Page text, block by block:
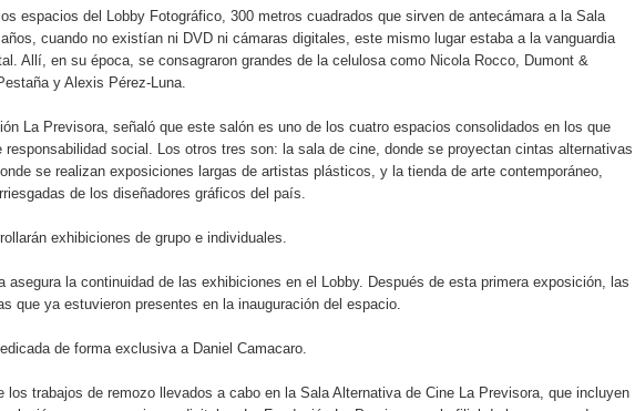
espacios del Lobby Fotográfico, 300 metros cuadrados que sirven de antecámara a la Sala
cuando no existían ni DVD ni cámaras digitales, este mismo lugar estaba a la vanguardia
Allí, en su época, se consagraron grandes de la celulosa como Nicola Rocco, Dumont &
y Alexis Pérez-Luna.
La Previsora, señaló que este salón es uno de los cuatro espacios consolidados en los que
social. Los otros tres son: la sala de cine, donde se proyectan cintas alternativas
se realizan exposiciones largas de artistas plásticos, y la tienda de arte contemporáneo,
de los diseñadores gráficos del país.
exhibiciones de grupo e individuales.
asegura la continuidad de las exhibiciones en el Lobby. Después de esta primera exposición, las
que ya estuvieron presentes en la inauguración del espacio.
de forma exclusiva a Daniel Camacaro.
los trabajos de remozo llevados a cabo en la Sala Alternativa de Cine La Previsora, que incluyen